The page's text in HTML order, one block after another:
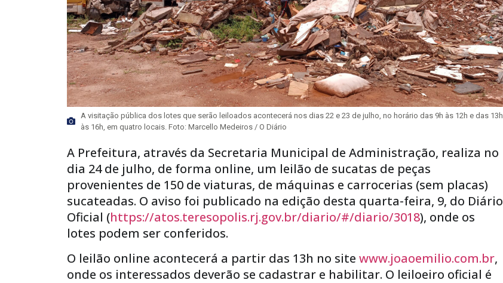
A visitação pública dos lotes que serão leiloados acontecerá nos dias 22 e 23 de julho, no horário das 9h às 12h e das 13h
às 16h, em quatro locais. Foto: Marcello Medeiros / O Diário
A Prefeitura, através da Secretaria Municipal de Administração, realiza no
dia 24 de julho, de forma online, um leilão de sucatas de peças
provenientes de 150 de viaturas, de máquinas e carrocerias (sem placas)
sucateadas. O aviso foi publicado na edição desta quarta-feira, 9, do Diário
Oficial (https://atos.teresopolis.rj.gov.br/diario/#/diario/3018), onde os
lotes podem ser conferidos.
O leilão online acontecerá a partir das 13h no site www.joaoemilio.com.br,
onde os interessados deverão se cadastrar e habilitar. O leiloeiro oficial é